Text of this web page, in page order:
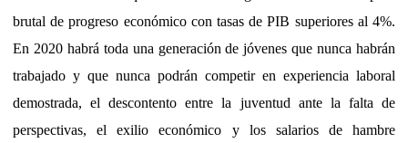
brutal de progreso económico con tasas de PIB superiores al 4%.
En 2020 habrá toda una generación de jóvenes que nunca habrán
trabajado y que nunca podrán competir en experiencia laboral
demostrada, el descontento entre la juventud ante la falta de
perspectivas, el exilio económico y los salarios de hambre